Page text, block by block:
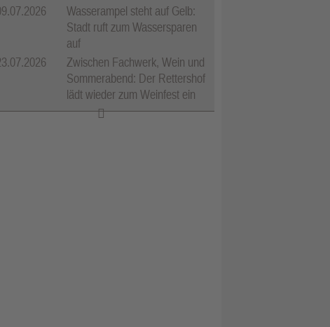
Wasserampel steht auf Gelb:
Stadt ruft zum Wassersparen
auf
Zwischen Fachwerk, Wein und
Sommerabend: Der Rettershof
lädt wieder zum Weinfest ein